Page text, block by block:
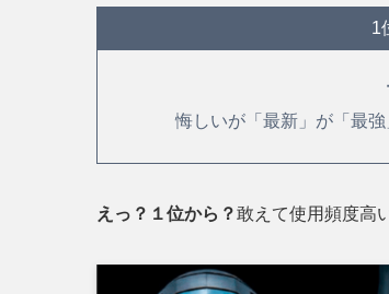
1
悔しいが「最新」が「最
えっ？１位から？敢えて使用頻度高